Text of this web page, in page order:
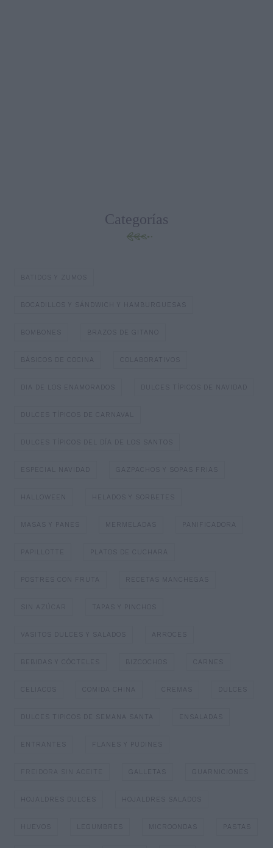
Categorías
BATIDOS Y ZUMOS
BOCADILLOS Y SÁNDWICH Y HAMBURGUESAS
BOMBONES BRAZOS DE GITANO
BÁSICOS DE COCINA COLABORATIVOS
DIA DE LOS ENAMORADOS DULCES TÍPICOS DE NAVIDAD
DULCES TÍPICOS DE CARNAVAL
DULCES TÍPICOS DEL DÍA DE LOS SANTOS
ESPECIAL NAVIDAD GAZPACHOS Y SOPAS FRIAS
HALLOWEEN HELADOS Y SORBETES
MASAS Y PANES MERMELADAS PANIFICADORA
PAPILLOTTE PLATOS DE CUCHARA
POSTRES CON FRUTA RECETAS MANCHEGAS
SIN AZÚCAR TAPAS Y PINCHOS
VASITOS DULCES Y SALADOS ARROCES
BEBIDAS Y CÓCTELES BIZCOCHOS CARNES
CELIACOS COMIDA CHINA CREMAS
DULCES TIPICOS DE SEMANA SANTA ENSALADAS
ENTRANTES FLANES Y PUDINES
FREIDORA SIN ACEITE GALLETAS GUARNICIONES
HOJALDRES DULCES HOJALDRES SALADOS
HUEVOS LEGUMBRES MICROONDAS PASTAS